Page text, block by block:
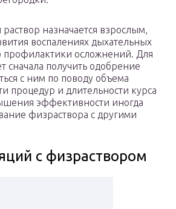
назначается взрослым,
воспалениях дыхательных
профилактики осложнений. Для
сначала получить одобрение
с ним по поводу объема
процедур и длительности курса
эффективности иногда
физраствора с другими
с физраствором